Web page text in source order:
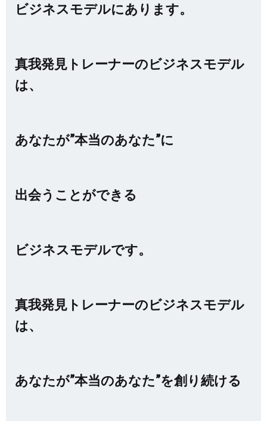
ビジネスモデルにあります。
真我発見トレーナーのビジネスモデル
は、
あなたが”本当のあなた”に
出会うことができる
ビジネスモデルです。
真我発見トレーナーのビジネスモデル
は、
あなたが”本当のあなた”を創り続ける